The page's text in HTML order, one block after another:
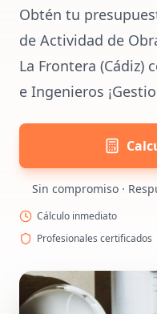
Obtén tu
de Actividad de
La Frontera (Cádiz)
e Ingenieros
Sin compromiso ·
Cálculo inmediato
Profesionales certificados